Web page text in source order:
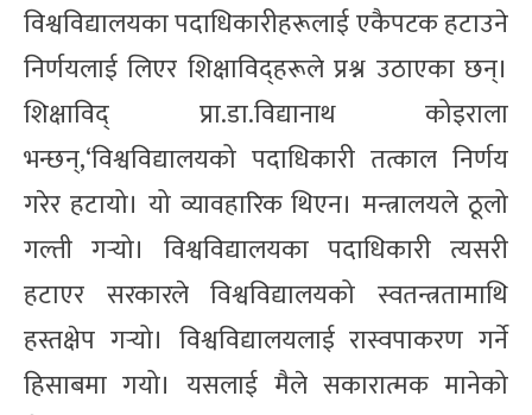
विश्वविद्यालयका पदाधिकारीहरूलाई एकैपटक हटाउने
निर्णयलाई लिएर शिक्षाविद्हरूले प्रश्न उठाएका छन्।
शिक्षाविद् प्रा.डा.विद्यानाथ कोइराला
भन्छन्,‘विश्वविद्यालयको पदाधिकारी तत्काल निर्णय
गरेर हटायो। यो व्यावहारिक थिएन। मन्त्रालयले ठूलो
गल्ती गर्‍यो। विश्वविद्यालयका पदाधिकारी त्यसरी
हटाएर सरकारले विश्वविद्यालयको स्वतन्त्रतामाथि
हस्तक्षेप गर्‍यो। विश्वविद्यालयलाई रास्वपाकरण गर्ने
हिसाबमा गयो। यसलाई मैले सकारात्मक मानेको